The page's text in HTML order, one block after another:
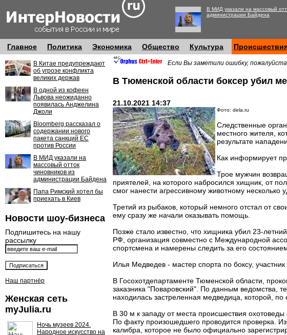
В МИД указали на массовый
администрации Байдена
Главное Политика Экономика Общество Культура
В Китае предупреждают
об угрозе конфликта
великих держав
В одной из кофеен
Львова неожиданно
появилась Анджелина
Джоли
Bloomberg рассказал о
содержании нового
пакета санкций ЕС
против России
В МИД указали на
массовый отток
чиновников из
администрации Байдена
Папа Римский хотел бы
приехать в Киев
Новости шоу-бизнеса
Подпишитесь на нашу
рассылку
Наш партнёр
Женская сеть
myJulia.ru
Ночь музеев 2024.
Народное искусство на
Если Вы заметили ошибку,
В Тюменской области боксер убил
21.10.2021 14:37
Фото: dela.ru
Следственные
местного жителя,
результате
Как информирует
Трое мужчин
приятелей, на которого набросился хищник, от
смог нанести агрессивному животному несколько
Третий из рыбаков, который немного отстал от
ему сразу же начали оказывать помощь.
Позже стало известно, что хищника убил 23-
РФ, организация совместно с Международной
спортсмена и намерены следить за его
Илья Медведев - мастер спорта по боксу,
В Госохотдепартаменте Тюменской области,
заказника "Поваровский". По данным ведомства,
находилась застреленная медведица, которой,
В 30 м к западу от места происшествия
По факту произошедшего проводится проверка.
калибра, которое не было официально